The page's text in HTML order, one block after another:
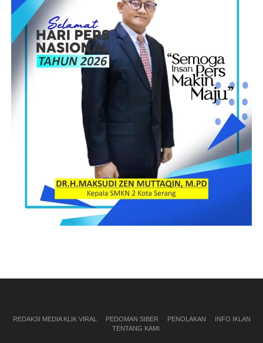
REDAKSI MEDIA KLIK VIRAL PEDOMAN SIBER PENOLAKAN
INFO IKLAN
TENTANG KAMI